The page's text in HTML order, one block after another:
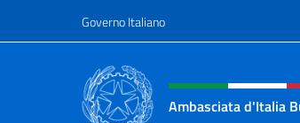
Governo Italiano
Intestazione sito,
Ambasciata d'Italia